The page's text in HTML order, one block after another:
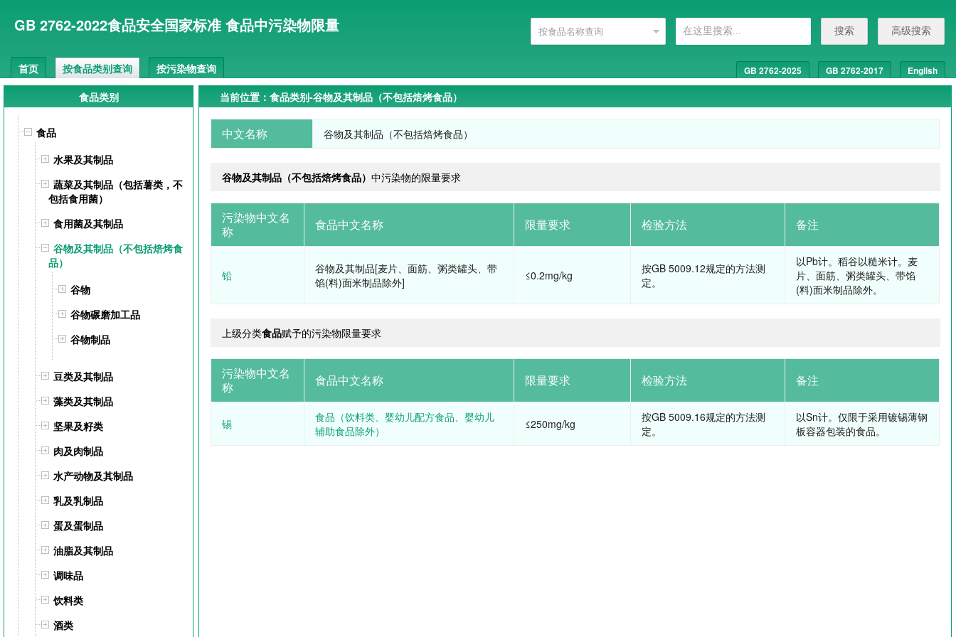
GB 2762-2022食品安全国家标准 食品中污染物限量 搜索 高级搜索
首页 按食品类别查询 按污染物查询 GB 2762-2025 GB 2762-2017 English
食品类别
食品
水果及其制品
蔬菜及其制品（包括薯类，不
包括食用菌）
食用菌及其制品
谷物及其制品（不包括焙烤食
品）
谷物
谷物碾磨加工品
谷物制品
豆类及其制品
藻类及其制品
坚果及籽类
肉及肉制品
水产动物及其制品
乳及乳制品
蛋及蛋制品
油脂及其制品
调味品
饮料类
酒类
当前位置：食品类别-谷物及其制品（不包括焙烤食品）
中文名称 谷物及其制品（不包括焙烤食品）
谷物及其制品（不包括焙烤食品）中污染物的限量要求
污染物中文名
称
食品中文名称 限量要求 检验方法 备注
铅
谷物及其制品[麦片、面筋、粥类罐头、带
馅(料)面米制品除外]
≤0.2mg/kg
按GB 5009.12规定的方法测
定。
以Pb计。稻谷以糙米计。麦
片、面筋、粥类罐头、带馅
(料)面米制品除外。
上级分类食品赋予的污染物限量要求
污染物中文名
称
食品中文名称 限量要求 检验方法 备注
锡
食品（饮料类、婴幼儿配方食品、婴幼儿
辅助食品除外）
≤250mg/kg
按GB 5009.16规定的方法测
定。
以Sn计。仅限于采用镀锡薄钢
板容器包装的食品。